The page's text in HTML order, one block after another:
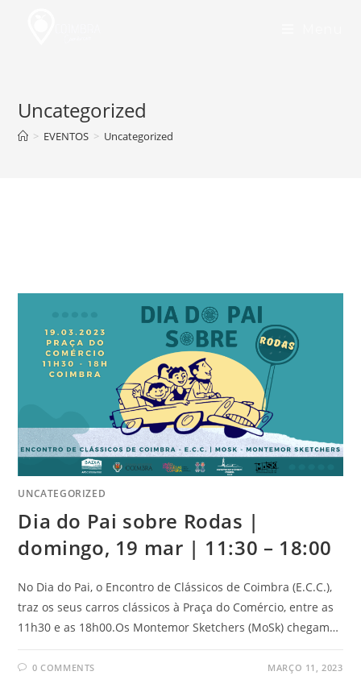
Uncategorized
> EVENTOS > Uncategorized
UNCATEGORIZED
Dia do Pai sobre Rodas |
domingo, 19 mar | 11:30 – 18:00
No Dia do Pai, o Encontro de Clássicos de Coimbra (E.C.C.),
traz os seus carros clássicos à Praça do Comércio, entre as
11h30 e as 18h00.Os Montemor Sketchers (MoSk) chegam…
0 COMMENTS MARÇO 11, 2023